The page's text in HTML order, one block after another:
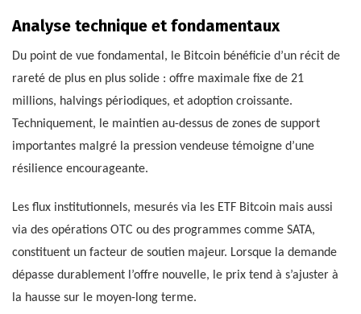
Analyse technique et fondamentaux
Du point de vue fondamental, le Bitcoin bénéficie d’un récit de
rareté de plus en plus solide : offre maximale fixe de 21
millions, halvings périodiques, et adoption croissante.
Techniquement, le maintien au-dessus de zones de support
importantes malgré la pression vendeuse témoigne d’une
résilience encourageante.
Les flux institutionnels, mesurés via les ETF Bitcoin mais aussi
via des opérations OTC ou des programmes comme SATA,
constituent un facteur de soutien majeur. Lorsque la demande
dépasse durablement l’offre nouvelle, le prix tend à s’ajuster à
la hausse sur le moyen-long terme.